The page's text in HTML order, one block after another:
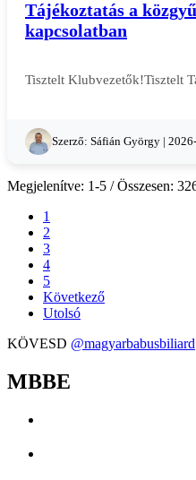
Tájékoztatás a
kapcsolatban
Tisztelt Klubvezetők!Tisztelt
Szerző: Sáfián György |
Megjelenítve: 1-5 / Összesen:
1
2
3
4
5
Következő
Utolsó
KÖVESD @magyarbabusbiliard
MBBE